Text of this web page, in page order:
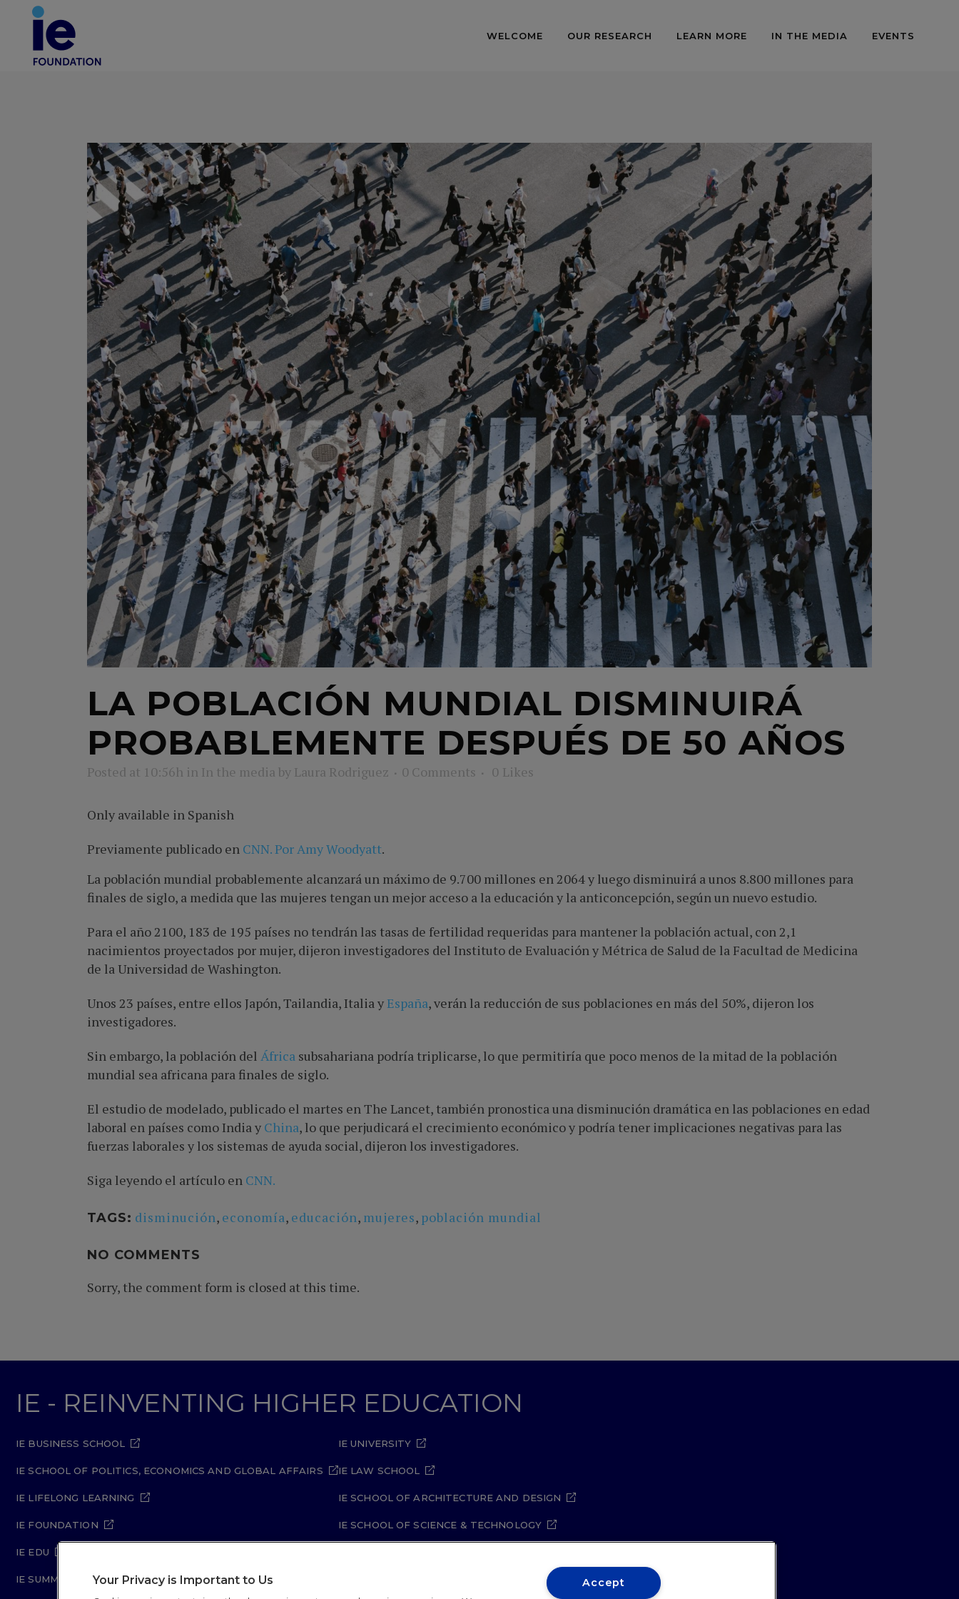
WELCOME OUR RESEARCH LEARN MORE IN THE MEDIA EVENTS
LA POBLACIÓN MUNDIAL DISMINUIRÁ
PROBABLEMENTE DESPUÉS DE 50 AÑOS
Posted at 10:56h in In the media by Laura Rodriguez 0 Comments 0 Likes
Only available in Spanish
Previamente publicado en CNN. Por Amy Woodyatt.
La población mundial probablemente alcanzará un máximo de 9.700 millones en 2064 y luego disminuirá a unos 8.800 millones para
finales de siglo, a medida que las mujeres tengan un mejor acceso a la educación y la anticoncepción, según un nuevo estudio.
Para el año 2100, 183 de 195 países no tendrán las tasas de fertilidad requeridas para mantener la población actual, con 2,1
nacimientos proyectados por mujer, dijeron investigadores del Instituto de Evaluación y Métrica de Salud de la Facultad de Medicina
de la Universidad de Washington.
Unos 23 países, entre ellos Japón, Tailandia, Italia y España, verán la reducción de sus poblaciones en más del 50%, dijeron los
investigadores.
Sin embargo, la población del África subsahariana podría triplicarse, lo que permitiría que poco menos de la mitad de la población
mundial sea africana para finales de siglo.
El estudio de modelado, publicado el martes en The Lancet, también pronostica una disminución dramática en las poblaciones en edad
laboral en países como India y China, lo que perjudicará el crecimiento económico y podría tener implicaciones negativas para las
fuerzas laborales y los sistemas de ayuda social, dijeron los investigadores.
Siga leyendo el artículo en CNN.
TAGS: disminución, economía, educación, mujeres, población mundial
NO COMMENTS
Sorry, the comment form is closed at this time.
IE - REINVENTING HIGHER EDUCATION
IE BUSINESS SCHOOL
IE SCHOOL OF POLITICS, ECONOMICS AND GLOBAL AFFAIRS
IE LIFELONG LEARNING
IE FOUNDATION
IE EDU
IE SUMMER SCHOOL
IE UNIVERSITY
IE LAW SCHOOL
IE SCHOOL OF ARCHITECTURE AND DESIGN
IE SCHOOL OF SCIENCE & TECHNOLOGY
Your Privacy is Important to Us Accept